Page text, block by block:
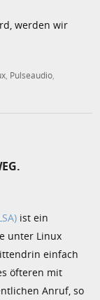
werden wir
Pulseaudio
ist ein
unter Linux
einfach
öfteren mit
Anruf, so